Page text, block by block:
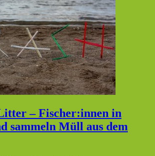
– Fischer:innen in
sammeln Müll aus dem